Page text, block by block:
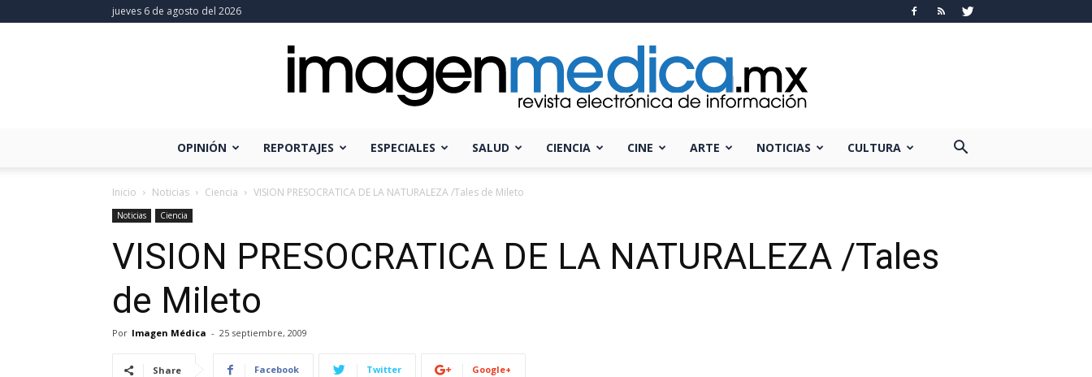
jueves 6 de agosto del 2026
OPINIÓN REPORTAJES ESPECIALES SALUD CIENCIA CINE ARTE NOTICIAS CULTURA
Inicio Noticias Ciencia VISION PRESOCRATICA DE LA NATURALEZA /Tales de Mileto
Noticias Ciencia
VISION PRESOCRATICA DE LA NATURALEZA /Tales
de Mileto
Por Imagen Médica - 25 septiembre, 2009
Share Facebook Twitter Google+